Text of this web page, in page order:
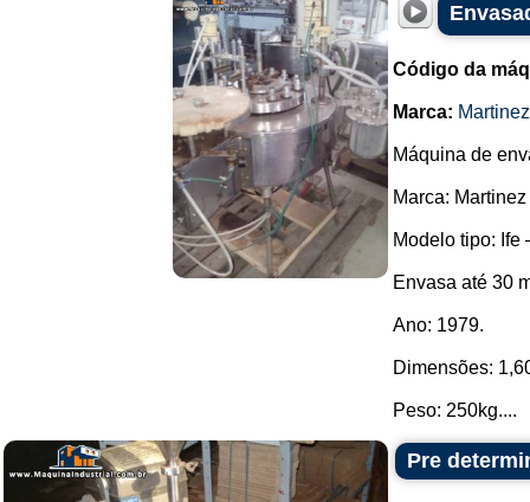
Código da
Marca:
Máquina de
Marca:
Modelo tipo: Ife
Envasa até 30
Ano: 1979.
Dimensões:
Peso: 250kg....
Pre